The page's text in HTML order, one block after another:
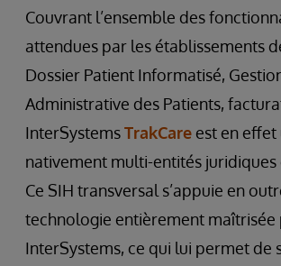
Couvrant l’ensemble des
attendues par les établissements
Dossier Patient Informatisé,
Administrative des Patients,
InterSystemsTrakCare est en
nativement multi-entités juridiques
Ce SIH transversal s’appuie en
technologie entièrement maîtrisée
InterSystems, ce qui lui permet de